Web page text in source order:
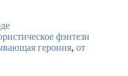
фэнтези
героиня, от